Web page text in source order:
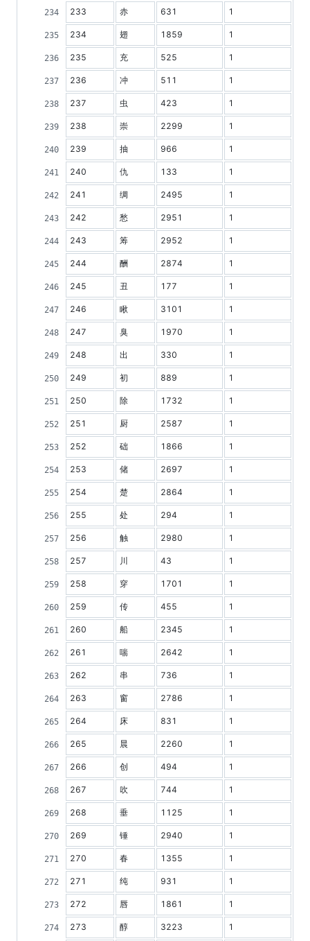
233 赤 631 1
234 翅 1859 1
235 充 525 1
236 冲 511 1
237 虫 423 1
238 崇 2299 1
239 抽 966 1
240 仇 133 1
241 绸 2495 1
242 愁 2951 1
243 筹 2952 1
244 酬 2874 1
245 丑 177 1
246 瞅 3101 1
247 臭 1970 1
248 出 330 1
249 初 889 1
250 除 1732 1
251 厨 2587 1
252 础 1866 1
253 储 2697 1
254 楚 2864 1
255 处 294 1
256 触 2980 1
257 川 43 1
258 穿 1701 1
259 传 455 1
260 船 2345 1
261 喘 2642 1
262 串 736 1
263 窗 2786 1
264 床 831 1
265 晨 2260 1
266 创 494 1
267 吹 744 1
268 垂 1125 1
269 锤 2940 1
270 春 1355 1
271 纯 931 1
272 唇 1861 1
273 醇 3223 1